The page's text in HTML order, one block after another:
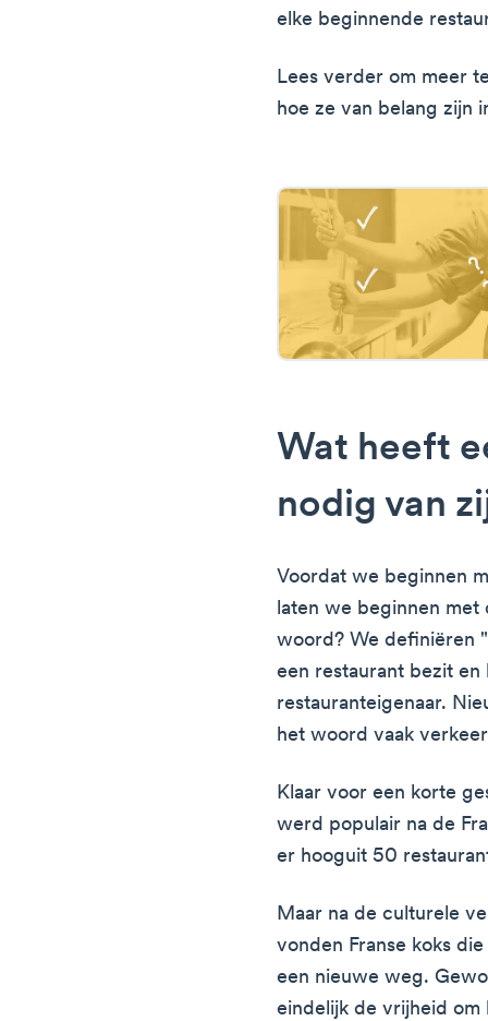
elke beginnende
Lees verder om meer
hoe ze van belang zijn
Wat heeft
nodig van
Voordat we beginnen
laten we beginnen
woord? We definiëren
een restaurant bezit
restauranteigenaar.
het woord vaak
Klaar voor een korte
werd populair na de
er hooguit 50
Maar na de culturele
vonden Franse koks
een nieuwe weg.
eindelijk de vrijheid